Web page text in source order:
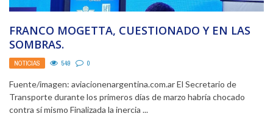
FRANCO MOGETTA, CUESTIONADO Y EN LAS
SOMBRAS.
NOTICIAS 549 0
Fuente/imagen: aviacionenargentina.com.ar El Secretario de
Transporte durante los primeros días de marzo habría chocado
contra sí mismo Finalizada la inercia ...